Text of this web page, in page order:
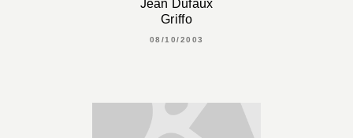
Jean Dufaux
Griffo
08/10/2003